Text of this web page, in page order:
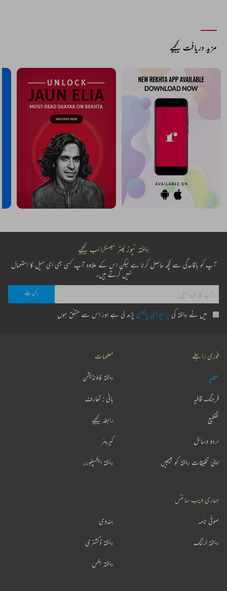
مزید دریافت کیجیے
ریختہ نیوز لیٹر سبسکرائب کیجیے
آپ کو باقاعدگی سے کچھ حاصل کرنا ہے لیکن اس کے علاوہ آپ کسی بھی ای میل کا استعمال
نہیں کرتے ہیں۔
میں نے ریختہ کی پرائیویسی پالیسی پڑھ لی ہے اور اس سے متفق ہوں
فوری رابطے
عطیہ
فرہنگ قافیہ
تقطیع
اردو وسائل
اپنی تخلیقات ریختہ کو بھیجیں
معلومات
ریختہ فاؤنڈیشن
بانی : تعارف
رابطہ کیجیے
کیریئر
ریختہ ایکسپلورر
ہماری ویب سائٹس
ہندوی صوفی نامہ
ریختہ ڈکشنری ریختہ لرننگ
ریختہ بکس